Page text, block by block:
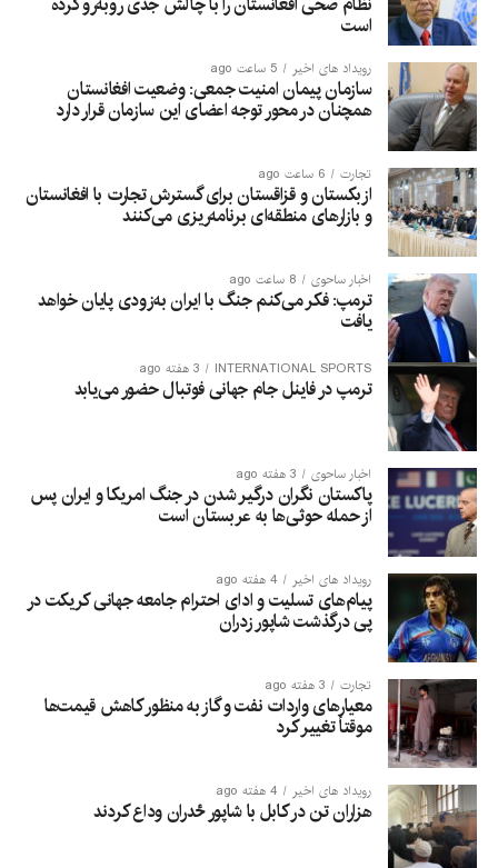
است
رویداد های اخیر 5 ساعت ago
سازمان پیمان امنیت جمعی: وضعیت افغانستان
همچنان در محور توجه اعضای این سازمان قرار دارد
تجارت 6 ساعت ago
ازبکستان و قزاقستان برای گسترش تجارت با افغانستان
و بازارهای منطقه‌ای برنامه‌ریزی می‌کنند
اخبار ساحوی 8 ساعت ago
ترمپ: فکر می‌کنم جنگ با ایران به‌زودی پایان خواهد
یافت
INTERNATIONAL SPORTS 3 هفته ago
ترمپ در فاینل جام جهانی فوتبال حضور می‌یابد
اخبار ساحوی 3 هفته ago
پاکستان نگران درگیر شدن در جنگ امریکا و ایران پس
از حمله حوثی‌ها به عربستان است
رویداد های اخیر 4 هفته ago
پیام‌های تسلیت و ادای احترام جامعه جهانی کریکت در
پی درگذشت شاپور زدران
تجارت 3 هفته ago
معیارهای واردات نفت و گاز به منظور کاهش قیمت‌ها
موقتاً تغییر کرد
رویداد های اخیر 4 هفته ago
هزاران تن در کابل با شاپور ځدران وداع کردند